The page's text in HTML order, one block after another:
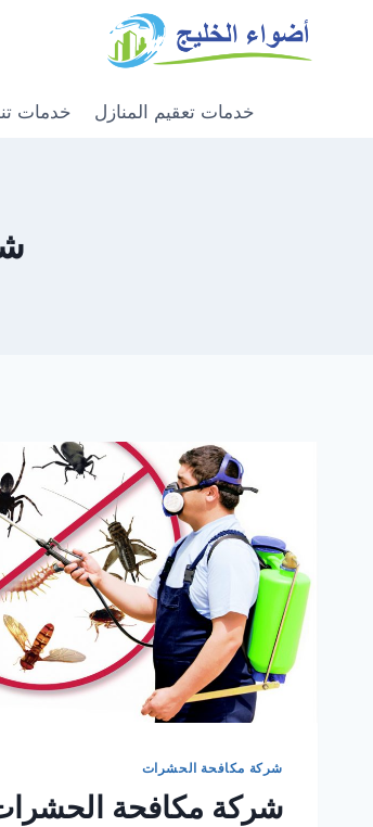
خدمات تعقيم المنازل خدمات
شركة مكافحة الحشرات
شركة مكافحة